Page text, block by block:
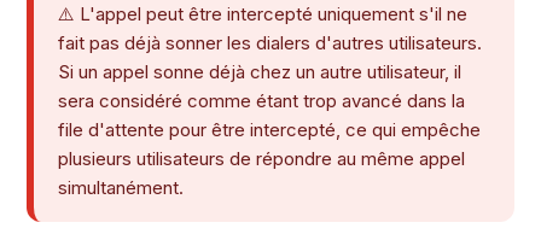
⚠️ L'appel peut être intercepté uniquement s'il ne
fait pas déjà sonner les dialers d'autres utilisateurs.
Si un appel sonne déjà chez un autre utilisateur, il
sera considéré comme étant trop avancé dans la
file d'attente pour être intercepté, ce qui empêche
plusieurs utilisateurs de répondre au même appel
simultanément.